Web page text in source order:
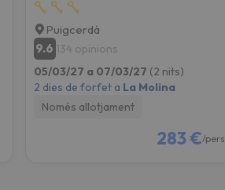
Puigcerdà
9.6 134 opinions
05/03/27 a 07/03/27 (2 nits)
2 dies de forfet a La Molina
Només allotjament
283 €/pers.